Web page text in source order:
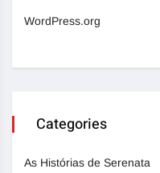
WordPress.org
Categories
As Histórias de Serenata